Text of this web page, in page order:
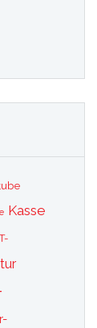
Kasse